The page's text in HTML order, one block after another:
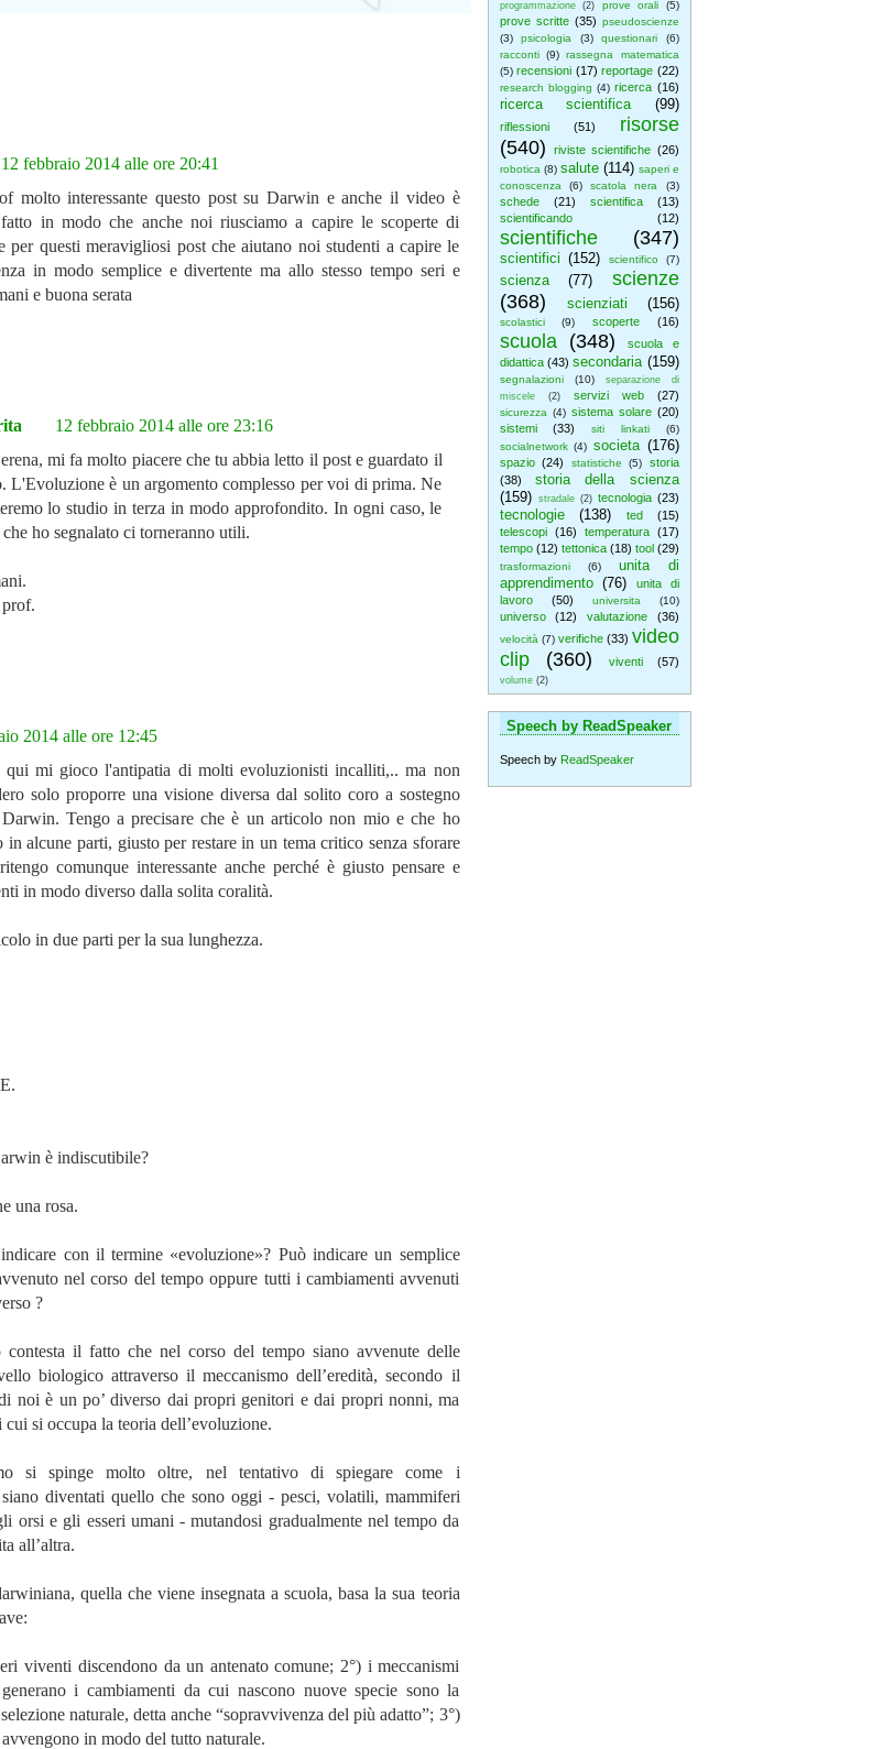
programmazione (2) prove orali (5)
prove scritte (35) pseudoscienze
(3)
psicologia (3) questionari
(6)
racconti (9) rassegna matematica
(5) recensioni (17) reportage (22)
research blogging (4) ricerca (16)
ricerca scientifica (99)
riflessioni (51)
risorse
(540)
riviste scientifiche (26)
robotica (8) salute (114) saperi e
conoscenza
(6) scatola nera (3)
schede (21) scientifica
(13)
scientificando
(12)
scientifiche (347)
scientifici (152) scientifico (7)
scienza (77)
scienze
(368)
scienziati (156)
scolastici (9) scoperte (16)
scuola (348)
scuola e
didattica (43) secondaria (159)
segnalazioni (10)
separazione di
miscele
(2) servizi web (27)
sicurezza (4) sistema solare (20)
sistemi
(33) siti linkati
(6)
socialnetwork (4) societa (176)
spazio (24) statistiche (5)
storia
(38)
storia della scienza
(159)
stradale (2) tecnologia (23)
tecnologie (138) ted
(15)
telescopi
(16) temperatura
(17)
tempo (12) tettonica (18) tool (29)
trasformazioni (6)
unita di
apprendimento (76)
unita di
lavoro
(50) universita (10)
universo (12) valutazione (36)
velocità (7) verifiche (33) video
clip
(360) viventi (57)
volume (2)
Speech by ReadSpeaker
Speech by ReadSpeaker
12 febbraio 2014 alle ore 20:41
molto interessante questo post su Darwin e anche il video è
in modo che anche noi riusciamo a capire le scoperte di
per questi meravigliosi post che aiutano noi studenti a capire le
in modo semplice e divertente ma allo stesso tempo seri e
e buona serata
12 febbraio 2014 alle ore 23:16
mi fa molto piacere che tu abbia letto il post e guardato il
L'Evoluzione è un argomento complesso per voi di prima. Ne
lo studio in terza in modo approfondito. In ogni caso, le
che ho segnalato ci torneranno utili.
2014 alle ore 12:45
qui mi gioco l'antipatia di molti evoluzionisti incalliti,.. ma non
solo proporre una visione diversa dal solito coro a sostegno
Tengo a precisare che è un articolo non mio e che ho
in alcune parti, giusto per restare in un tema critico senza sforare
comunque interessante anche perché è giusto pensare e
in modo diverso dalla solita coralità.
in due parti per la sua lunghezza.
è indiscutibile?
una rosa.
con il termine «evoluzione»? Può indicare un semplice
nel corso del tempo oppure tutti i cambiamenti avvenuti
?
contesta il fatto che nel corso del tempo siano avvenute delle
biologico attraverso il meccanismo dell’eredità, secondo il
noi è un po’ diverso dai propri genitori e dai propri nonni, ma
cui si occupa la teoria dell’evoluzione.
si spinge molto oltre, nel tentativo di spiegare come i
diventati quello che sono oggi - pesci, volatili, mammiferi
orsi e gli esseri umani - mutandosi gradualmente nel tempo da
all’altra.
quella che viene insegnata a scuola, basa la sua teoria
viventi discendono da un antenato comune; 2°) i meccanismi
i cambiamenti da cui nascono nuove specie sono la
naturale, detta anche “sopravvivenza del più adatto”; 3°)
in modo del tutto naturale.